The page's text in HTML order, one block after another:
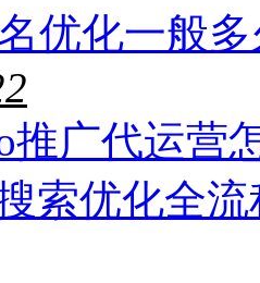
优化一般
推广代运营
索优化全